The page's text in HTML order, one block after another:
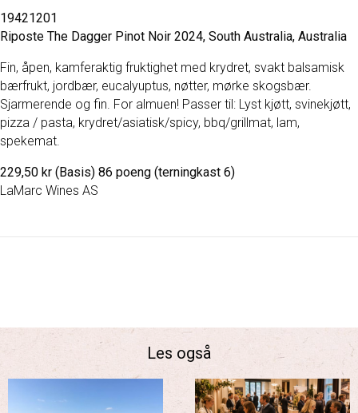
19421201
Riposte The Dagger Pinot Noir 2024, South Australia, Australia
Fin, åpen, kamferaktig fruktighet med krydret, svakt balsamisk
bærfrukt, jordbær, eucalyuptus, nøtter, mørke skogsbær.
Sjarmerende og fin. For almuen! Passer til: Lyst kjøtt, svinekjøtt,
pizza / pasta, krydret/asiatisk/spicy, bbq/grillmat, lam,
spekemat.
229,50 kr (Basis) 86 poeng (terningkast 6)
LaMarc Wines AS
Les også